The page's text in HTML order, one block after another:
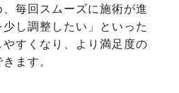
毎回スムーズに施術が進
し調整したい」といった
すくなり、より満足度の
ます。